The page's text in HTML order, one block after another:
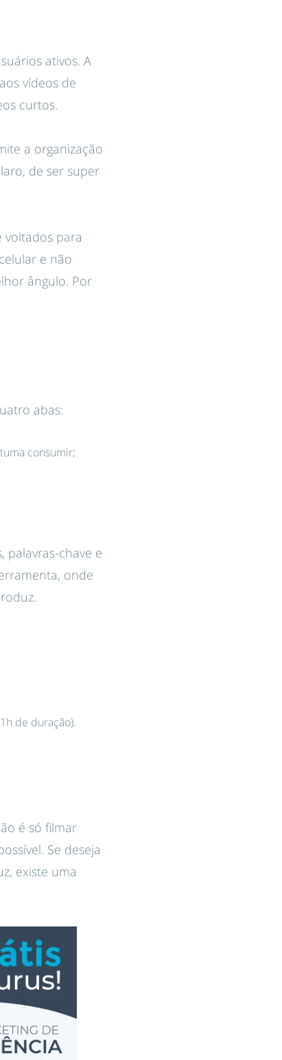
ativos. A
vídeos de
curtos.
a organização
de ser super
voltados para
e não
ângulo. Por
abas:
consumir;
palavras-chave e
onde
de duração).
é só filmar
Se deseja
existe uma